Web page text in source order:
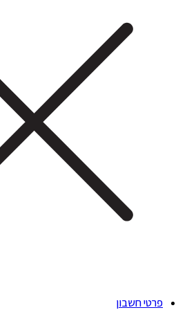
פרטי חשבון